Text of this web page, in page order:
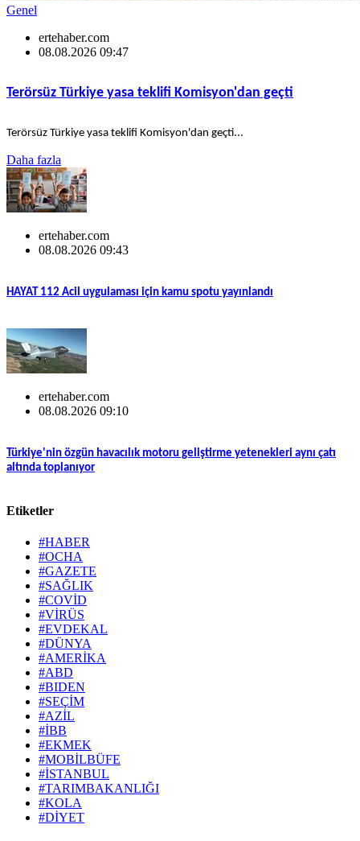
Genel
ertehaber.com
08.08.2026 09:47
Terörsüz Türkiye yasa teklifi Komisyon'dan geçti
Terörsüz Türkiye yasa teklifi Komisyon'dan geçti...
Daha fazla
ertehaber.com
08.08.2026 09:43
HAYAT 112 Acil uygulaması için kamu spotu yayınlandı
ertehaber.com
08.08.2026 09:10
Türkiye'nin özgün havacılık motoru geliştirme yetenekleri aynı çatı
altında toplanıyor
Etiketler
#HABER
#OCHA
#GAZETE
#SAĞLIK
#COVİD
#VİRÜS
#EVDEKAL
#DÜNYA
#AMERİKA
#ABD
#BIDEN
#SEÇİM
#AZİL
#İBB
#EKMEK
#MOBİLBÜFE
#İSTANBUL
#TARIMBAKANLIĞI
#KOLA
#DİYET